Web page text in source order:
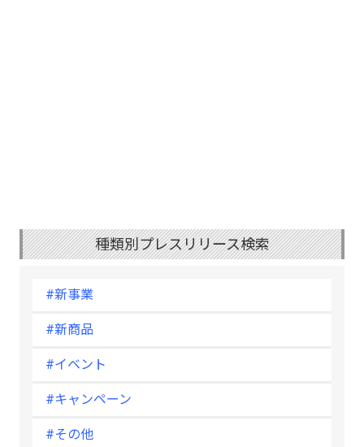
種類別プレスリリース検索
#新事業
#新商品
#イベント
#キャンペーン
#その他